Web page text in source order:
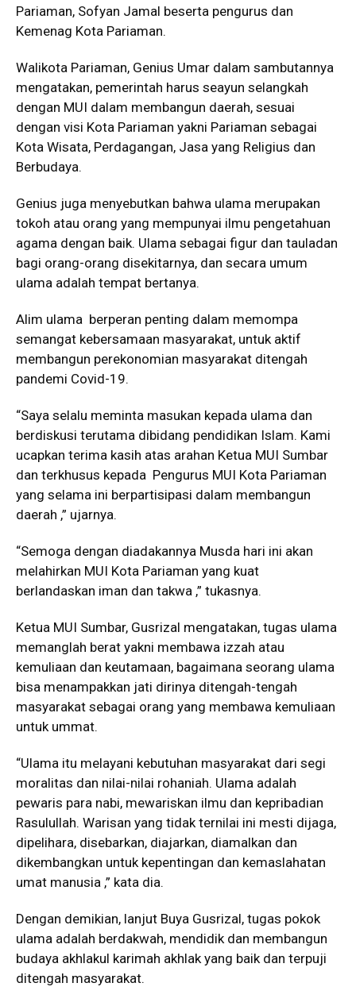
Pariaman, Sofyan Jamal beserta pengurus dan
Kemenag Kota Pariaman.
Walikota Pariaman, Genius Umar dalam sambutannya
mengatakan, pemerintah harus seayun selangkah
dengan MUI dalam membangun daerah, sesuai
dengan visi Kota Pariaman yakni Pariaman sebagai
Kota Wisata, Perdagangan, Jasa yang Religius dan
Berbudaya.
Genius juga menyebutkan bahwa ulama merupakan
tokoh atau orang yang mempunyai ilmu pengetahuan
agama dengan baik. Ulama sebagai figur dan tauladan
bagi orang-orang disekitarnya, dan secara umum
ulama adalah tempat bertanya.
Alim ulama berperan penting dalam memompa
semangat kebersamaan masyarakat, untuk aktif
membangun perekonomian masyarakat ditengah
pandemi Covid-19.
“Saya selalu meminta masukan kepada ulama dan
berdiskusi terutama dibidang pendidikan Islam. Kami
ucapkan terima kasih atas arahan Ketua MUI Sumbar
dan terkhusus kepada Pengurus MUI Kota Pariaman
yang selama ini berpartisipasi dalam membangun
daerah ,” ujarnya.
“Semoga dengan diadakannya Musda hari ini akan
melahirkan MUI Kota Pariaman yang kuat
berlandaskan iman dan takwa ,” tukasnya.
Ketua MUI Sumbar, Gusrizal mengatakan, tugas ulama
memanglah berat yakni membawa izzah atau
kemuliaan dan keutamaan, bagaimana seorang ulama
bisa menampakkan jati dirinya ditengah-tengah
masyarakat sebagai orang yang membawa kemuliaan
untuk ummat.
“Ulama itu melayani kebutuhan masyarakat dari segi
moralitas dan nilai-nilai rohaniah. Ulama adalah
pewaris para nabi, mewariskan ilmu dan kepribadian
Rasulullah. Warisan yang tidak ternilai ini mesti dijaga,
dipelihara, disebarkan, diajarkan, diamalkan dan
dikembangkan untuk kepentingan dan kemaslahatan
umat manusia ,” kata dia.
Dengan demikian, lanjut Buya Gusrizal, tugas pokok
ulama adalah berdakwah, mendidik dan membangun
budaya akhlakul karimah akhlak yang baik dan terpuji
ditengah masyarakat.